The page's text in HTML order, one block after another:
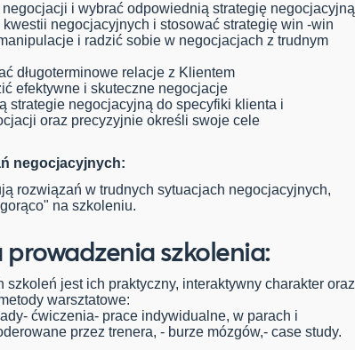
i wybrać odpowiednią strategię negocjacyjną
kwestii negocjacyjnych i stosować strategię win -win
i radzić sobie w negocjacjach z trudnym
długoterminowe relacje z Klientem
efektywne i skuteczne negocjacje
strategie negocjacyjną do specyfiki klienta i
oraz precyzyjnie określi swoje cele
negocjacyjnych:
rozwiązań w trudnych sytuacjach negocjacyjnych,
na szkoleniu.
szkolenia:
szkoleń jest ich praktyczny, interaktywny charakter oraz
warsztatowe:
ćwiczenia- prace indywidualne, w parach i
przez trenera, - burze mózgów,- case study.